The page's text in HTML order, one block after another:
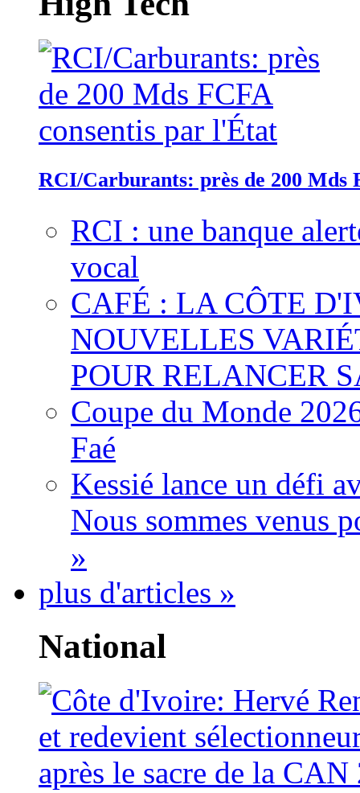
RCI/Carburants: près de 200 Mds
RCI : une banque
vocal
CAFÉ : LA CÔTE
NOUVELLES
POUR RELANCER
Coupe du Monde
Faé
Kessié lance un défi
Nous sommes venus
»
plus d'articles »
National